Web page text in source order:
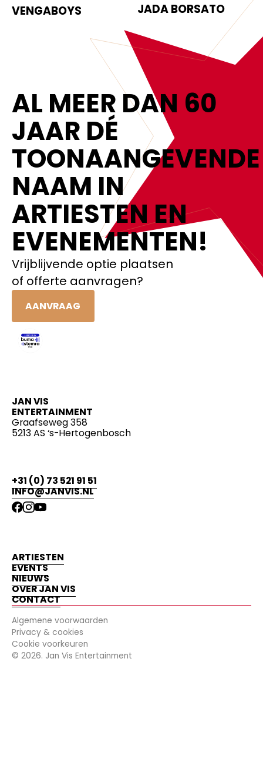
VENGABOYS JADA BORSATO
AL MEER DAN 60
JAAR DÉ
TOONAANGEVENDE
NAAM IN
ARTIESTEN EN
EVENEMENTEN!‍
Vrijblijvende optie plaatsen
of offerte aanvragen?
AANVRAAG
JAN VIS
ENTERTAINMENT
Graafseweg 358
5213 AS ‘s-Hertogenbosch
+31 (0) 73 521 91 51
INFO@JANVIS.NL
ARTIESTEN
EVENTS
NIEUWS
OVER JAN VIS
CONTACT
Algemene voorwaarden
Privacy & cookies
Cookie voorkeuren
© 2026. Jan Vis Entertainment